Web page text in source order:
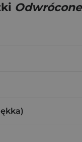
Odwrócone